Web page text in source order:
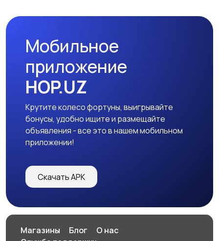
Мобильное
приложение
HOP.UZ
Крутите колесо фортуны, выигрывайте
бонусы, удобно ищите и размещайте
объявления - все это в нашем мобильном
приложении!
Скачать APK
Магазины Блог
О нас